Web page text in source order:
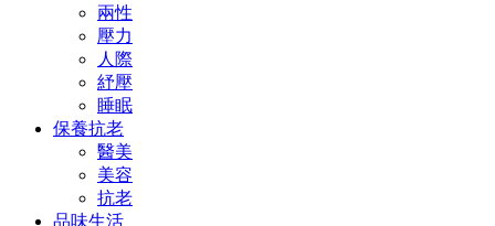
兩性
壓力
人際
紓壓
睡眠
保養抗老
醫美
美容
抗老
品味生活